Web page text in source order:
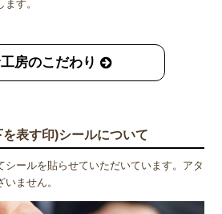
す。
房のこだわり
表す印)シールについて
シールを貼らせていただいています。アタ
ません。